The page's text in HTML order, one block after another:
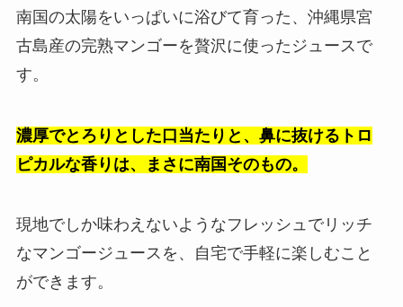
南国の太陽をいっぱいに浴びて育った、沖縄県宮
古島産の完熟マンゴーを贅沢に使ったジュースで
す。
濃厚でとろりとした口当たりと、鼻に抜けるトロ
ピカルな香りは、まさに南国そのもの。
現地でしか味わえないようなフレッシュでリッチ
なマンゴージュースを、自宅で手軽に楽しむこと
ができます。